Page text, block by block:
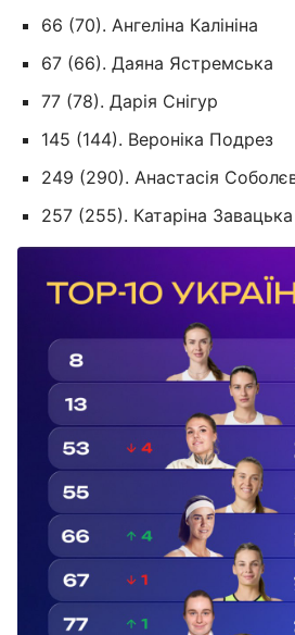
66 (70). Ангеліна Калініна
67 (66). Даяна Ястремська
77 (78). Дарія Снігур
145 (144). Вероніка Подрез
249 (290). Анастасія
257 (255). Катаріна Завацька